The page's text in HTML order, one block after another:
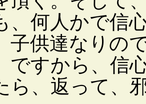
、何人かで信
子供達なりの
ですから、信
ら、返って、